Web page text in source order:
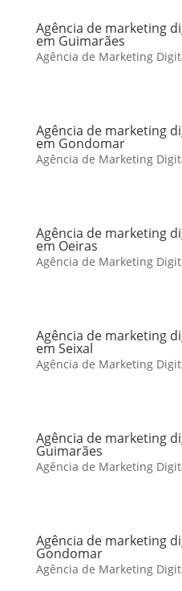
Agência de marketing
em Guimarães
Agência de Marketing
Agência de marketing
em Gondomar
Agência de Marketing
Agência de marketing
em Oeiras
Agência de Marketing
Agência de marketing
em Seixal
Agência de Marketing
Agência de marketing
Guimarães
Agência de Marketing
Agência de marketing
Gondomar
Agência de Marketing